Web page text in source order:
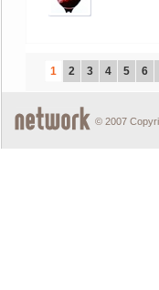
1 2 3 4 5 6
© 2007